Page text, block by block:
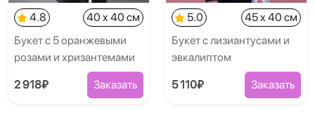
4.8
40 x 40 см
Букет с 5 оранжевыми
розами и хризантемами
2 918₽ Заказать
5.0
45 x 40 см
Букет с лизиантусами и
эвкалиптом
5 110₽ Заказать